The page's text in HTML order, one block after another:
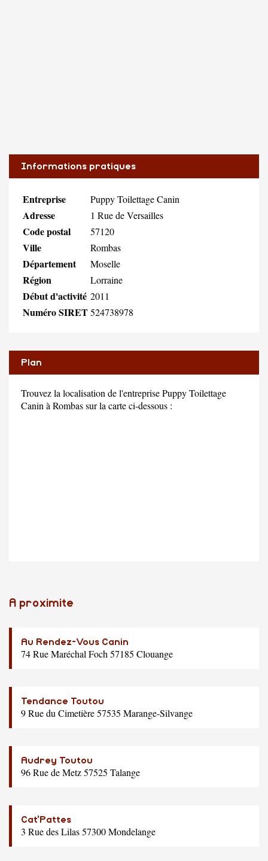
Informations pratiques
Entreprise Puppy Toilettage Canin
Adresse 1 Rue de Versailles
Code postal 57120
Ville Rombas
Département Moselle
Région Lorraine
Début d'activité 2011
Numéro SIRET524738978
Plan
Trouvez la localisation de l'entreprise Puppy Toilettage
Canin à Rombas sur la carte ci-dessous :
A proximite
Au Rendez-Vous Canin
74 Rue Maréchal Foch 57185 Clouange
Tendance Toutou
9 Rue du Cimetière 57535 Marange-Silvange
Audrey Toutou
96 Rue de Metz 57525 Talange
Cat'Pattes
3 Rue des Lilas 57300 Mondelange